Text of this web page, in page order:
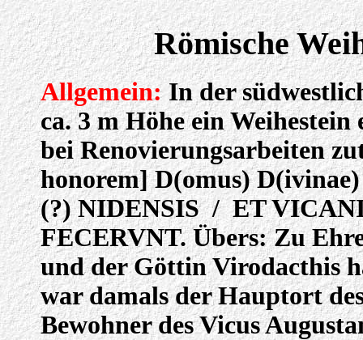
Römische
Allgemein:In der
ca. 3 m Höhe ein
bei Renovierungsarbeiten
honorem] D(omus)
(?) NIDENSIS / ET
FECERVNT. Übers: Zu
und der Göttin Virodacthis
war damals der Hauptort
Bewohner des Vicus